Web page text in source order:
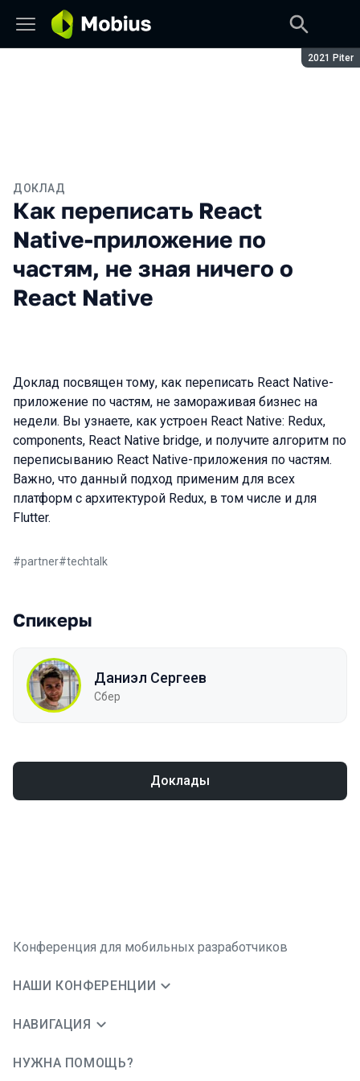
Сезон:
2021 Piter
ДОКЛАД
Как переписать React
Native-приложение по
частям, не зная ничего о
React Native
Доклад посвящен тому, как переписать React Native-
приложение по частям, не замораживая бизнес на
недели. Вы узнаете, как устроен React Native: Redux,
components, React Native bridge, и получите алгоритм по
переписыванию React Native-приложения по частям.
Важно, что данный подход применим для всех
платформ с архитектурой Redux, в том числе и для
Flutter.
#partner#techtalk
Спикеры
Даниэл Сергеев
Сбер
Доклады
Конференция для мобильных разработчиков
НАШИ КОНФЕРЕНЦИИ
НАВИГАЦИЯ
НУЖНА ПОМОЩЬ?